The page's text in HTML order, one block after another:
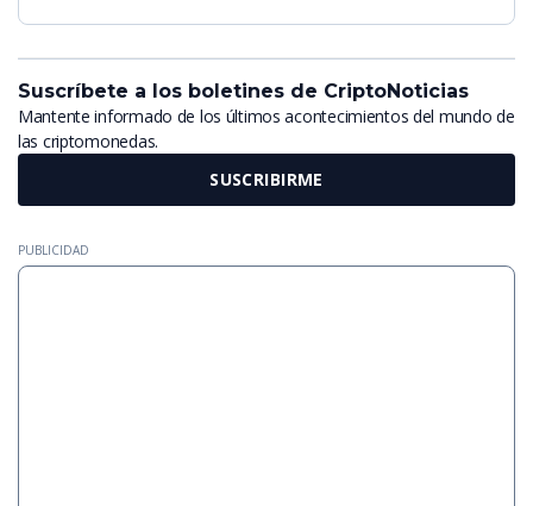
Suscríbete a los boletines de CriptoNoticias
Mantente informado de los últimos acontecimientos del mundo de
las criptomonedas.
SUSCRIBIRME
PUBLICIDAD